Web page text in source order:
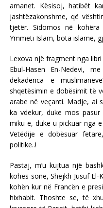
amanet. Kësisoj, hatibët
jashtëzakonshme, që
tjetër. Sidomos në
Ymmeti Islam, bota islame,
Lexova një fragment nga
Ebul-Hasen En-Nedevi,
dekadenca e
shqetësimin e dobësimit të
arabe në veçanti. Madje, ai
ka vdekur, duke mos
miku e, duke u pickuar nga
Vetëdije e dobësuar
politike..!
Pastaj, m’u kujtua një
kohës sonë, Shejkh Jusuf El-
kohën kur në Francën e
hixhabit. Thoshte se, të